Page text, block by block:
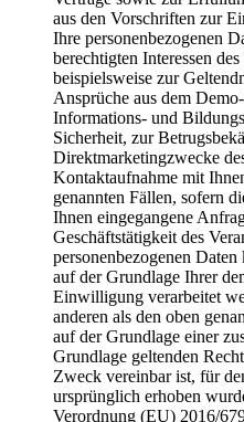
aus den Vorschriften zur
Ihre personenbezogenen
berechtigten Interessen
beispielsweise zur
Ansprüche aus dem
Informations- und
Sicherheit, zur
Direktmarketingzwecke
Kontaktaufnahme mit
genannten Fällen, sofern
Ihnen eingegangene
Geschäftstätigkeit des
personenbezogenen
auf der Grundlage Ihrer
Einwilligung verarbeitet
anderen als den oben
auf der Grundlage einer
Grundlage geltenden
Zweck vereinbar ist, für
ursprünglich erhoben
Verordnung (EU) 2016/